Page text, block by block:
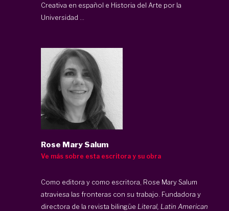
Creativa en español e Historia del Arte por la
Universidad ...
Rose Mary Salum
Ve más sobre esta escritora y su obra
Como editora y como escritora, Rose Mary Salum
atraviesa las fronteras con su trabajo. Fundadora y
directora de la revista bilingüe Literal, Latin American